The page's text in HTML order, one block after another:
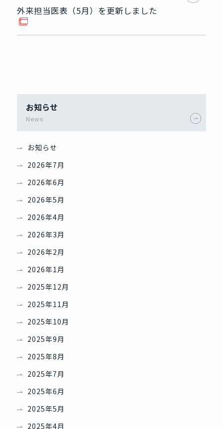
外来担当医表（5月）を更新しました
お知らせ
News
お知らせ
2026年7月
2026年6月
2026年5月
2026年4月
2026年3月
2026年2月
2026年1月
2025年12月
2025年11月
2025年10月
2025年9月
2025年8月
2025年7月
2025年6月
2025年5月
2025年4月